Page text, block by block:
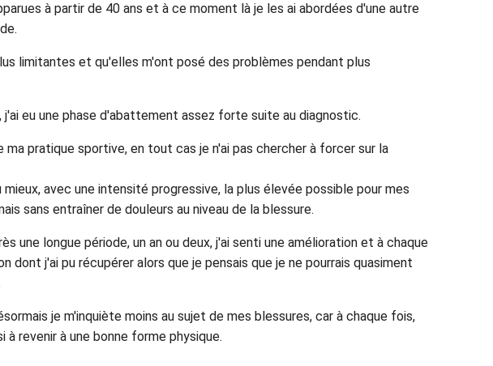
à partir de 40 ans et à ce moment là je les ai abordées d'une autre
limitantes et qu'elles m'ont posé des problèmes pendant plus
j'ai eu une phase d'abattement assez forte suite au diagnostic.
ma pratique sportive, en tout cas je n'ai pas chercher à forcer sur la
avec une intensité progressive, la plus élevée possible pour mes
sans entraîner de douleurs au niveau de la blessure.
une longue période, un an ou deux, j'ai senti une amélioration et à chaque
dont j'ai pu récupérer alors que je pensais que je ne pourrais quasiment
je m'inquiète moins au sujet de mes blessures, car à chaque fois,
à revenir à une bonne forme physique.